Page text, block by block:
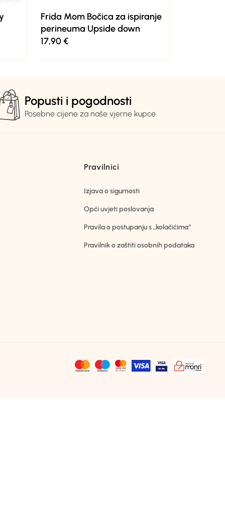
Frida Mom Bočica za ispiranje
perineuma Upside down
17,90€
Popusti i pogodnosti
Posebne cijene za naše vjerne kupce
Pravilnici
Izjava o sigurnosti
Opći uvjeti poslovanja
Pravila o postupanju s „kolačićima“
Pravilnik o zaštiti osobnih podataka